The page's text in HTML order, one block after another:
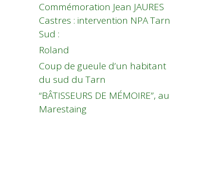
Commémoration Jean JAURES
Castres : intervention NPA Tarn
Sud :
Roland
Coup de gueule d’un habitant
du sud du Tarn
“BÂTISSEURS DE MÉMOIRE”, au
Marestaing